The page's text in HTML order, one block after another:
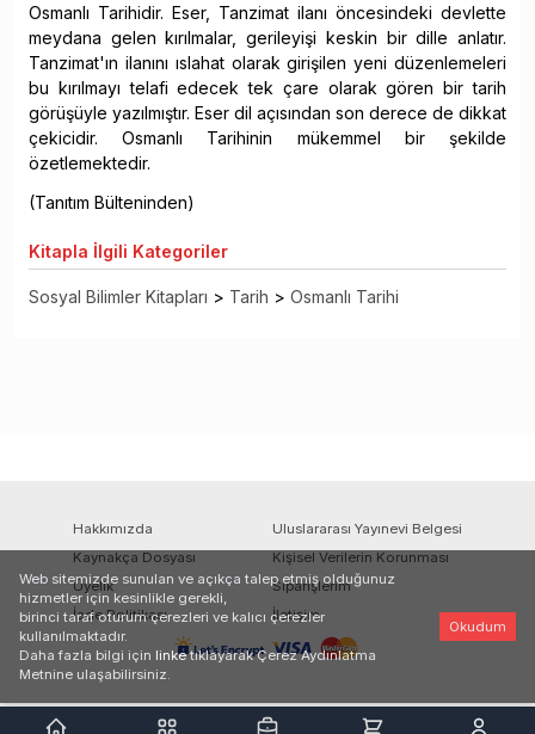
Osmanlı Tarihidir. Eser, Tanzimat ilanı öncesindeki devlette
meydana gelen kırılmalar, gerileyişi keskin bir dille anlatır.
Tanzimat'ın ilanını ıslahat olarak girişilen yeni düzenlemeleri
bu kırılmayı telafi edecek tek çare olarak gören bir tarih
görüşüyle yazılmıştır. Eser dil açısından son derece de dikkat
çekicidir. Osmanlı Tarihinin mükemmel bir şekilde
özetlemektedir.
(Tanıtım Bülteninden)
Kitapla İlgili Kategoriler
Sosyal Bilimler Kitapları > Tarih > Osmanlı Tarihi
Hakkımızda
Uluslararası Yayınevi Belgesi
Kaynakça Dosyası
Kişisel Verilerin Korunması
Üyelik
Siparişlerim
İade Politikası
İletişim
Web sitemizde sunulan ve açıkça talep etmiş olduğunuz
hizmetler için kesinlikle gerekli,
birinci taraf oturum çerezleri ve kalıcı çerezler
kullanılmaktadır.
Daha fazla bilgi için linke tıklayarak Çerez Aydınlatma
Metnine ulaşabilirsiniz.
Okudum